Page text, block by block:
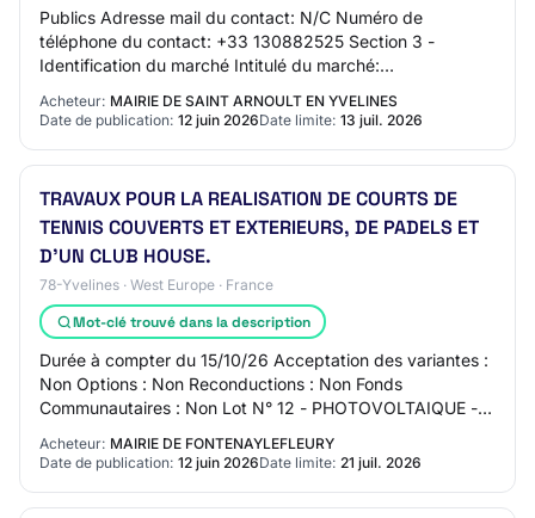
Publics Adresse mail du contact: N/C Numéro de
téléphone du contact: +33 130882525 Section 3 -
Identification du marché Intitulé du marché:
A SAINT ARNOUL…
Acheteur: MAIRIE DE SAINT ARNOULT EN YVELINES
Date de publication: 12 juin 2026Date limite: 13 juil. 2026
TRAVAUX POUR LA REALISATION DE COURTS DE
TENNIS COUVERTS ET EXTERIEURS, DE PADELS ET
D'UN CLUB HOUSE.
78-Yvelines · West Europe · France
Mot-clé trouvé dans la description
Durée à compter du 15/10/26 Acceptation des variantes :
Non Options : Non Reconductions : Non Fonds
Communautaires : Non Lot N° 12 - PHOTOVOLTAIQUE -
Acheteur: MAIRIE DE FONTENAYLEFLEURY
Date de publication: 12 juin 2026Date limite: 21 juil. 2026